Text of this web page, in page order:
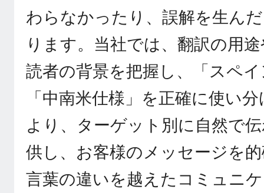
わらなかったり、誤解を生ん
ります。当社では、翻訳の用
読者の背景を把握し、「スペ
「中南米仕様」を正確に使い
より、ターゲット別に自然で
供し、お客様のメッセージを
言葉の違いを越えたコミュニ